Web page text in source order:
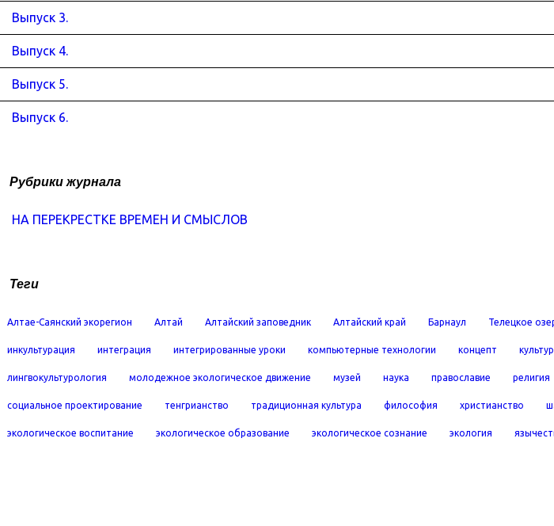
Выпуск 3.
Выпуск 4.
Выпуск 5.
Выпуск 6.
Рубрики журнала
НА ПЕРЕКРЕСТКЕ ВРЕМЕН И СМЫСЛОВ
Теги
Алтае-Саянский экорегион Алтай Алтайский заповедник Алтайский край Барнаул Телецкое
инкультурация интеграция интегрированные уроки компьютерные технологии концепт
лингвокультурология молодежное экологическое движение музей наука православие религия
социальное проектирование тенгрианство традиционная культура философия христианство
экологическое воспитание экологическое образование экологическое сознание экология